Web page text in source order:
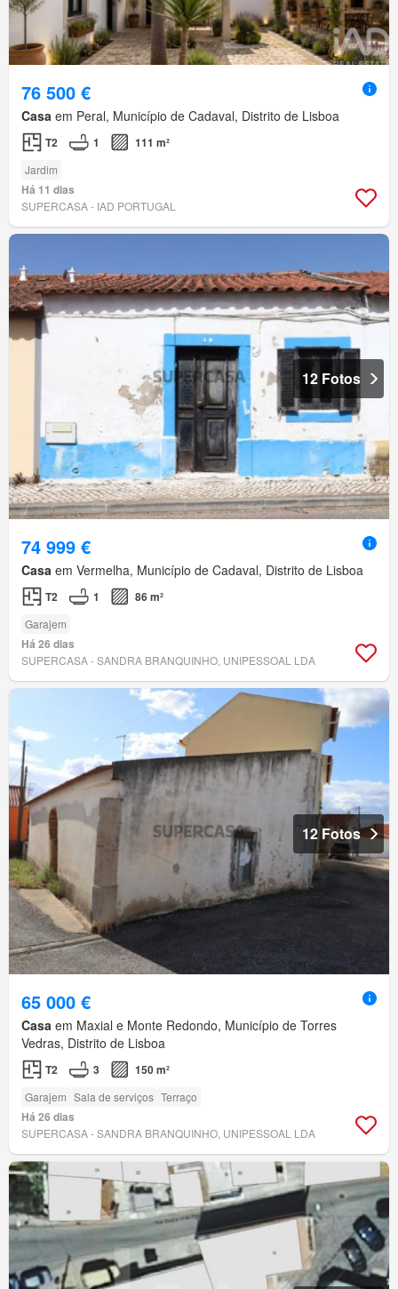
76 500 €
Casa em Peral, Município de Cadaval, Distrito de Lisboa
T2 1 111 m²
Jardim
Há 11 dias
SUPERCASA - IAD PORTUGAL
12 Fotos
74 999 €
Casa em Vermelha, Município de Cadaval, Distrito de Lisboa
T2 1 86 m²
Garajem
Há 26 dias
SUPERCASA - SANDRA BRANQUINHO, UNIPESSOAL LDA
12 Fotos
65 000 €
Casa em Maxial e Monte Redondo, Município de Torres
Vedras, Distrito de Lisboa
T2 3 150 m²
Garajem Sala de serviços Terraço
Há 26 dias
SUPERCASA - SANDRA BRANQUINHO, UNIPESSOAL LDA